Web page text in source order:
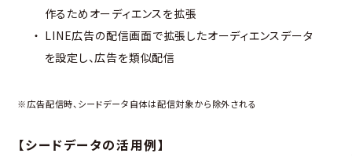
作るためオーディエンスを拡張
LINE広告の配信画面で拡張したオーディエンスデータ
を設定し、広告を類似配信
※広告配信時、シードデータ自体は配信対象から除外される
【シードデータの活用例】